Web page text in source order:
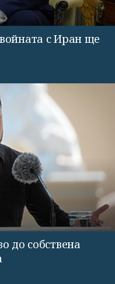
с Иран ще
до собствена